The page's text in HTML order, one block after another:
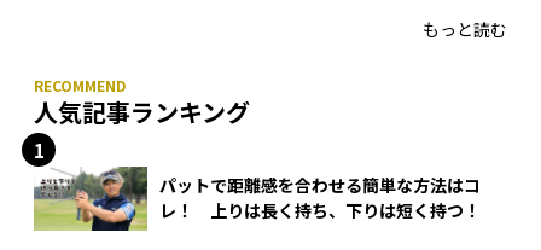
もっと読む
人気記事ランキング
パットで距離感を合わせる簡単な方法はコ
レ！ 上りは長く持ち、下りは短く持つ！